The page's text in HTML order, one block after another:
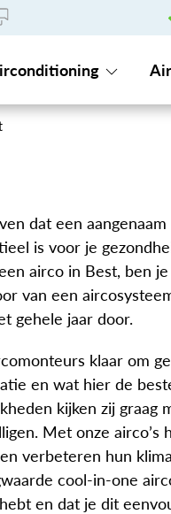
dat een
is voor je
airco in Best, ben
van een
gehele jaar door.
klaar om
en wat hier de
kijken zij graag
Met onze
verbeteren hun
cool-in-one
en dat je dit